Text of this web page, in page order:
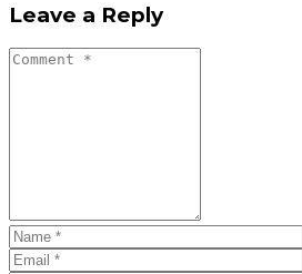
Leave a Reply